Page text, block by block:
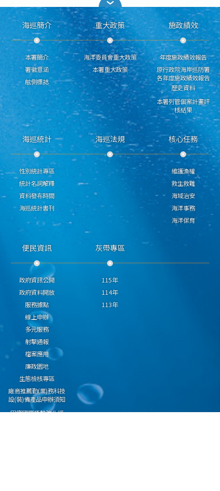
海巡簡介
本署簡介
署徽意涵
舷側標誌
重大政策
海洋委員會重大政策
本署重大政策
施政績效
年度施政績效報告
原行政院海岸巡防署
各年度施政績效報告
歷史資料
本署列管個案計畫評
核結果
海巡統計
性別統計專區
統計名詞解釋
資料發布時間
海巡統計書刊
海巡法規 核心任務
維護漁權
救生救難
海域治安
海洋事務
海洋保育
便民資訊
政府資訊公開
政府資料開放
服務據點
線上申辦
多元服務
射擊通報
檔案應用
廉政園地
生態檢核專區
廠商推薦勤(業)務科技
設(裝)備產品申辦須知
因應國際情勢強化經
灰帶專區
115年
114年
113年